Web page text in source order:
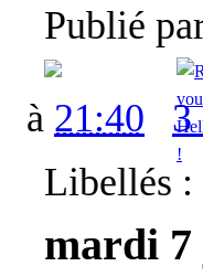
Publié
à 21:40
3
Libellés :
mardi 7